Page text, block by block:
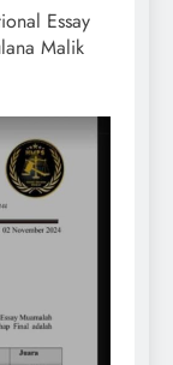
Essay
Malik